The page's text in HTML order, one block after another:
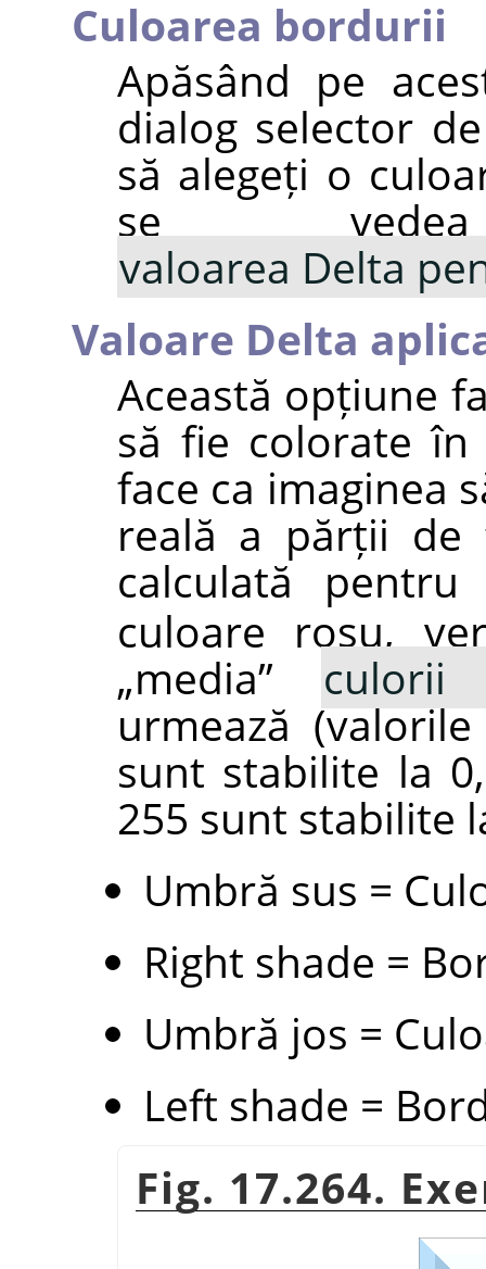
Culoarea bordurii
Apăsând pe
dialog selector
să alegeți o
se
valoarea Delta
Valoare Delta
Această opțiune
să fie colorate
face ca imaginea
reală a părții de
calculată
culoare roșu,
„media”
culorii
urmează
sunt stabilite la
255 sunt stabilite
Umbră sus =
Right shade =
Umbră jos =
Left shade =
Fig. 17.264.